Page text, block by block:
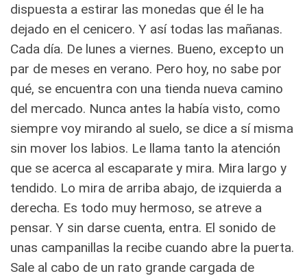
dispuesta a estirar las monedas que él le ha
dejado en el cenicero. Y así todas las mañanas.
Cada día. De lunes a viernes. Bueno, excepto un
par de meses en verano. Pero hoy, no sabe por
qué, se encuentra con una tienda nueva camino
del mercado. Nunca antes la había visto, como
siempre voy mirando al suelo, se dice a sí misma
sin mover los labios. Le llama tanto la atención
que se acerca al escaparate y mira. Mira largo y
tendido. Lo mira de arriba abajo, de izquierda a
derecha. Es todo muy hermoso, se atreve a
pensar. Y sin darse cuenta, entra. El sonido de
unas campanillas la recibe cuando abre la puerta.
Sale al cabo de un rato grande cargada de